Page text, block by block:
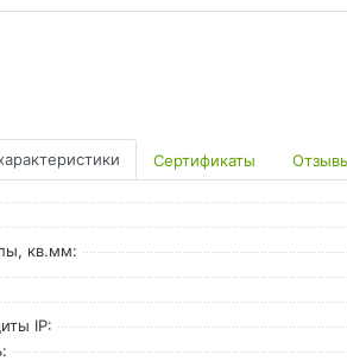
Сертификаты
кв.мм:
IP: